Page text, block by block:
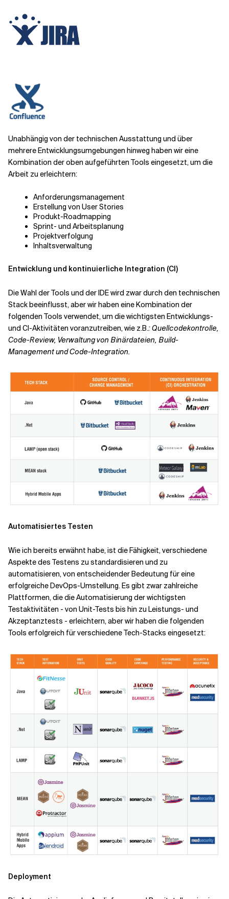
Unabhängig von der technischen Ausstattung und über
mehrere Entwicklungsumgebungen hinweg haben wir eine
Kombination der oben aufgeführten Tools eingesetzt, um die
Arbeit zu erleichtern:
Anforderungsmanagement
Erstellung von User Stories
Produkt-Roadmapping
Sprint- und Arbeitsplanung
Projektverfolgung
Inhaltsverwaltung
Entwicklung und kontinuierliche Integration (CI)
Die Wahl der Tools und der IDE wird zwar durch den technischen
Stack beeinflusst, aber wir haben eine Kombination der
folgenden Tools verwendet, um die wichtigsten Entwicklungs-
und CI-Aktivitäten voranzutreiben, wie z.B.: Quellcodekontrolle,
Code-Review, Verwaltung von Binärdateien, Build-
Management und Code-Integration.
Automatisiertes Testen
Wie ich bereits erwähnt habe, ist die Fähigkeit, verschiedene
Aspekte des Testens zu standardisieren und zu
automatisieren, von entscheidender Bedeutung für eine
erfolgreiche DevOps-Umstellung. Es gibt zwar zahlreiche
Plattformen, die die Automatisierung der wichtigsten
Testaktivitäten - von Unit-Tests bis hin zu Leistungs- und
Akzeptanztests - erleichtern, aber wir haben die folgenden
Tools erfolgreich für verschiedene Tech-Stacks eingesetzt:
Deployment